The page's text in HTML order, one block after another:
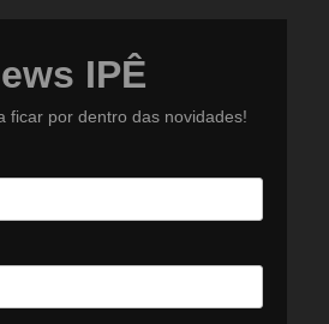
IPÊ
ficar por dentro das novidades!